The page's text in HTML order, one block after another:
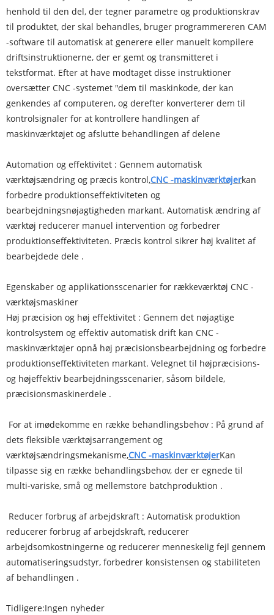
henhold til den del, der tegner parametre og produktionskrav
til produktet, der skal behandles, bruger programmereren CAM
-software til automatisk at generere eller manuelt kompilere
driftsinstruktionerne, der er gemt og transmitteret i
tekstformat. Efter at have modtaget disse instruktioner
oversætter CNC -systemet "dem til maskinkode, der kan
genkendes af computeren, og derefter konverterer dem til
kontrolsignaler for at kontrollere handlingen af ​​
maskinværktøjet og afslutte behandlingen af ​​delene ‌
‌Automation og effektivitet ‌: Gennem automatisk
værktøjsændring og præcis kontrol,CNC -maskinværktøjerkan
forbedre produktionseffektiviteten og
bearbejdningsnøjagtigheden markant. Automatisk ændring af
værktøj reducerer manuel intervention og forbedrer
produktionseffektiviteten. Præcis kontrol sikrer høj kvalitet af
bearbejdede dele ‌.
Egenskaber og applikationsscenarier for rækkeværktøj CNC -
værktøjsmaskiner
Høj præcision og høj effektivitet ‌: Gennem det nøjagtige
kontrolsystem og effektiv automatisk drift kan CNC -
maskinværktøjer opnå høj præcisionsbearbejdning og forbedre
produktionseffektiviteten markant. Velegnet til højpræcisions-
og højeffektiv bearbejdningsscenarier, såsom bildele,
præcisionsmaskinerdele ‌.
‌ For at imødekomme en række behandlingsbehov ‌: På grund af
dets fleksible værktøjsarrangement og
værktøjsændringsmekanisme,CNC -maskinværktøjerKan
tilpasse sig en række behandlingsbehov, der er egnede til
multi-variske, små og mellemstore batchproduktion ‌.
‌ Reducer forbrug af arbejdskraft ‌: Automatisk produktion
reducerer forbrug af arbejdskraft, reducerer
arbejdsomkostningerne og reducerer menneskelig fejl gennem
automatiseringsudstyr, forbedrer konsistensen og stabiliteten
af ​​behandlingen ‌.
Tidligere:Ingen nyheder